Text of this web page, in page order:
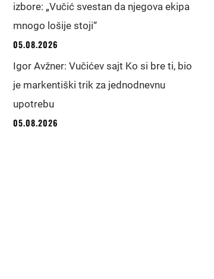
izbore: „Vučić svestan da njegova ekipa
mnogo lošije stoji“
05.08.2026
Igor Avžner: Vučićev sajt Ko si bre ti, bio
je markentiški trik za jednodnevnu
upotrebu
05.08.2026